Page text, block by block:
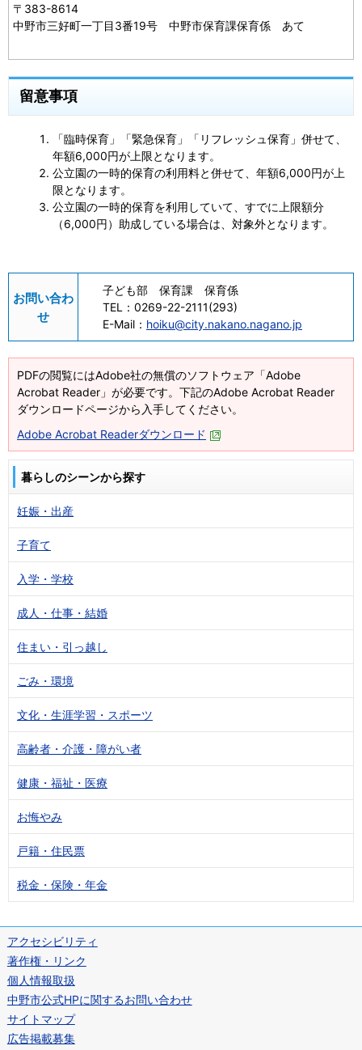
〒383-8614
中野市三好町一丁目3番19号 中野市保育課保育係 あて
留意事項
「臨時保育」「緊急保育」「リフレッシュ保育」併せて、
年額6,000円が上限となります。
公立園の一時的保育の利用料と併せて、年額6,000円が上
限となります。
公立園の一時的保育を利用していて、すでに上限額分
（6,000円）助成している場合は、対象外となります。
お問い合わ
せ
子ども部 保育課 保育係
TEL： 0269-22-2111(293)
E-Mail： hoiku@city.nakano.nagano.jp
PDFの閲覧にはAdobe社の無償のソフトウェア「Adobe
Acrobat Reader」が必要です。下記のAdobe Acrobat Reader
ダウンロードページから入手してください。
Adobe Acrobat Readerダウンロード
暮らしのシーンから探す
妊娠・出産
子育て
入学・学校
成人・仕事・結婚
住まい・引っ越し
ごみ・環境
文化・生涯学習・スポーツ
高齢者・介護・障がい者
健康・福祉・医療
お悔やみ
戸籍・住民票
税金・保険・年金
アクセシビリティ
著作権・リンク
個人情報取扱
中野市公式HPに関するお問い合わせ
サイトマップ
広告掲載募集